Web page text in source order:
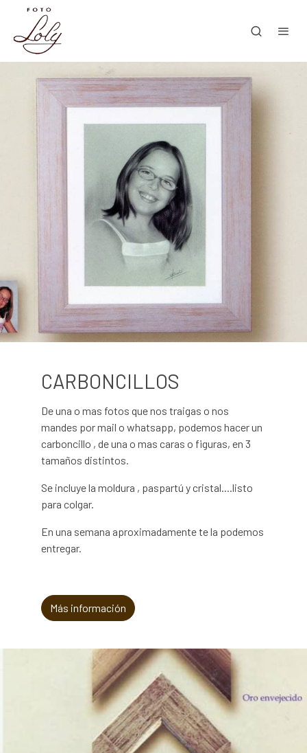
CARBONCILLOS
De una o mas fotos que nos traigas o nos
mandes por mail o whatsapp, podemos hacer un
carboncillo , de una o mas caras o figuras, en 3
tamaños distintos.
Se incluye la moldura , paspartú y cristal....listo
para colgar.
En una semana aproximadamente te la podemos
entregar.
Más información